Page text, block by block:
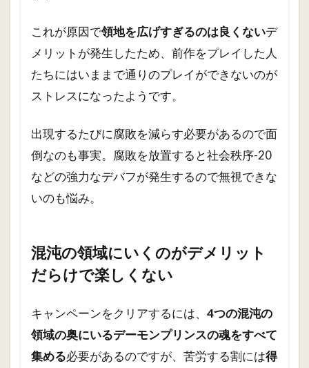
これが原因で領地を広げすぎるのは良くないデ
メリットが発生したため、前作をプレイした人
たちにはいままで通りのプレイができないのが
ストレスになったようです。
出現するたびに腐敗を減らす必要があるので面
倒なのも事実。腐敗を放置すると社会秩序-20
などの強力なデバフが発生するので無視できな
いのも悩み。
混沌の領域にいくのがデメリット
だらけで楽しくない
キャンペーンをクリアするには、 4つの混沌の
領域の奥にいるデーモンプリンスの魂をすべて
集める必要があるのですが、苦労する割には得